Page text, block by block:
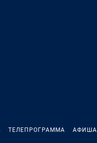
ТЕЛЕПРОГРАММА АФИША